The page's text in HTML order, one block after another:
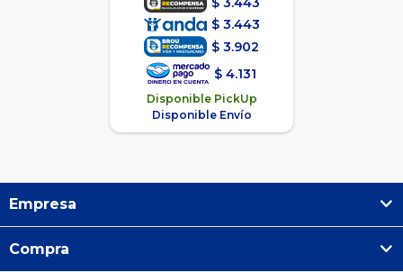
$ 3.443
$ 3.902
$ 4.131
Disponible PickUp
Disponible Envío
Empresa
Compra